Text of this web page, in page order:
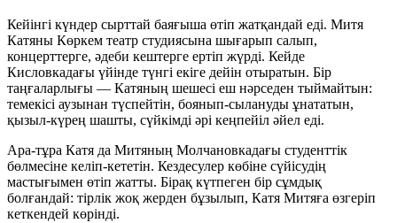
Кейінгі күндер сырттай баяғыша өтіп жатқандай еді. Митя
Катяны Көркем театр студиясына шығарып салып,
концерттерге, әдеби кештерге ертіп жүрді. Кейде
Кисловкадағы үйінде түнгі екіге дейін отыратын. Бір
таңғаларлығы — Катяның шешесі еш нәрседен тыймайтын:
темекісі аузынан түспейтін, боянып-сылануды ұнататын,
қызыл-күрең шашты, сүйкімді әрі кеңпейіл әйел еді.
Ара-тұра Катя да Митяның Молчановкадағы студенттік
бөлмесіне келіп-кететін. Кездесулер көбіне сүйісудің
мастығымен өтіп жатты. Бірақ күтпеген бір сұмдық
болғандай: тірлік жоқ жерден бұзылып, Катя Митяға өзгеріп
кеткендей көрінді.